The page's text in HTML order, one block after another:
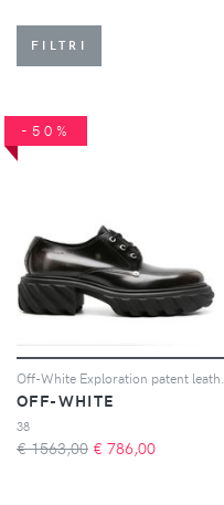
FILTRI
-50%
OFF-WHITE
38
€ 1563,00 € 786,00